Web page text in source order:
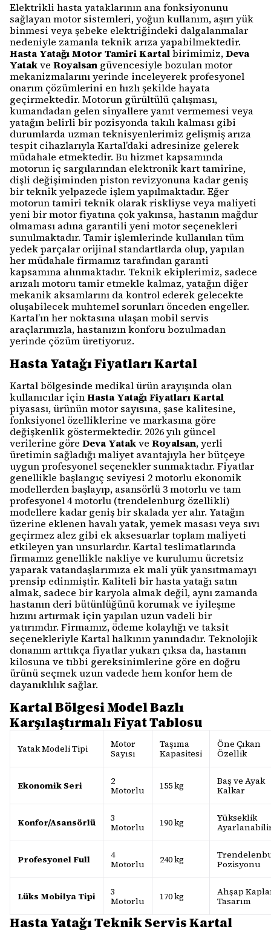
Elektrikli hasta yataklarının ana fonksiyonunu
sağlayan motor sistemleri, yoğun kullanım, aşırı yük
binmesi veya şebeke elektriğindeki dalgalanmalar
nedeniyle zamanla teknik arıza yapabilmektedir.
Hasta Yatağı Motor Tamiri Kartalbirimimiz,Deva
Yatakve Royalsan güvencesiyle bozulan motor
mekanizmalarını yerinde inceleyerek profesyonel
onarım çözümlerini en hızlı şekilde hayata
geçirmektedir. Motorun gürültülü çalışması,
kumandadan gelen sinyallere yanıt vermemesi veya
yatağın belirli bir pozisyonda takılı kalması gibi
durumlarda uzman teknisyenlerimiz gelişmiş arıza
tespit cihazlarıyla Kartal’daki adresinize gelerek
müdahale etmektedir. Bu hizmet kapsamında
motorun iç sargılarından elektronik kart tamirine,
dişli değişiminden piston revizyonuna kadar geniş
bir teknik yelpazede işlem yapılmaktadır. Eğer
motorun tamiri teknik olarak riskliyse veya maliyeti
yeni bir motor fiyatına çok yakınsa, hastanın mağdur
olmaması adına garantili yeni motor seçenekleri
sunulmaktadır. Tamir işlemlerinde kullanılan tüm
yedek parçalar orijinal standartlarda olup, yapılan
her müdahale firmamız tarafından garanti
kapsamına alınmaktadır. Teknik ekiplerimiz, sadece
arızalı motoru tamir etmekle kalmaz, yatağın diğer
mekanik aksamlarını da kontrol ederek gelecekte
oluşabilecek muhtemel sorunları önceden engeller.
Kartal’ın her noktasına ulaşan mobil servis
araçlarımızla, hastanızın konforu bozulmadan
yerinde çözüm üretiyoruz.
Hasta Yatağı Fiyatları Kartal
Kartal bölgesinde medikal ürün arayışında olan
kullanıcılar içinHasta Yatağı Fiyatları Kartal
piyasası, ürünün motor sayısına, şase kalitesine,
fonksiyonel özelliklerine ve markasına göre
değişkenlik göstermektedir. 2026 yılı güncel
verilerine göre Deva Yatakve Royalsan, yerli
üretimin sağladığı maliyet avantajıyla her bütçeye
uygun profesyonel seçenekler sunmaktadır. Fiyatlar
genellikle başlangıç seviyesi 2 motorlu ekonomik
modellerden başlayıp, asansörlü 3 motorlu ve tam
profesyonel 4 motorlu (trendelenburg özellikli)
modellere kadar geniş bir skalada yer alır. Yatağın
üzerine eklenen havalı yatak, yemek masası veya sıvı
geçirmez alez gibi ek aksesuarlar toplam maliyeti
etkileyen yan unsurlardır. Kartal teslimatlarında
firmamız genellikle nakliye ve kurulumu ücretsiz
yaparak vatandaşlarımıza ek mali yük yansıtmamayı
prensip edinmiştir. Kaliteli bir hasta yatağı satın
almak, sadece bir karyola almak değil, aynı zamanda
hastanın deri bütünlüğünü korumak ve iyileşme
hızını artırmak için yapılan uzun vadeli bir
yatırımdır. Firmamız, ödeme kolaylığı ve taksit
seçenekleriyle Kartal halkının yanındadır. Teknolojik
donanım arttıkça fiyatlar yukarı çıksa da, hastanın
kilosuna ve tıbbi gereksinimlerine göre en doğru
ürünü seçmek uzun vadede hem konfor hem de
dayanıklılık sağlar.
Kartal Bölgesi Model Bazlı
Karşılaştırmalı Fiyat Tablosu
Yatak Modeli Tipi
Motor
Sayısı
Taşıma
Kapasitesi
Öne Çıkan
Özellik
Ekonomik Seri
2
Motorlu
155 kg
Baş ve Ayak
Kalkar
Konfor/Asansörlü
3
Motorlu
190 kg
Yükseklik
Profesyonel Full
4
Motorlu
240 kg
Pozisyonu
Lüks Mobilya Tipi
3
Motorlu
170 kg
Ahşap
Tasarım
Hasta Yatağı Teknik Servis Kartal